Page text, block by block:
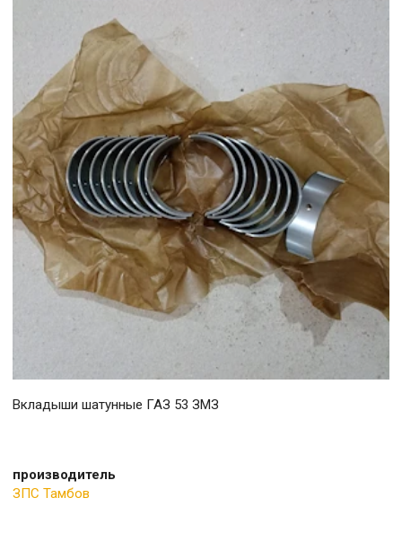
Вкладыши шатунные ГАЗ 53 ЗМЗ
производитель
ЗПС Тамбов